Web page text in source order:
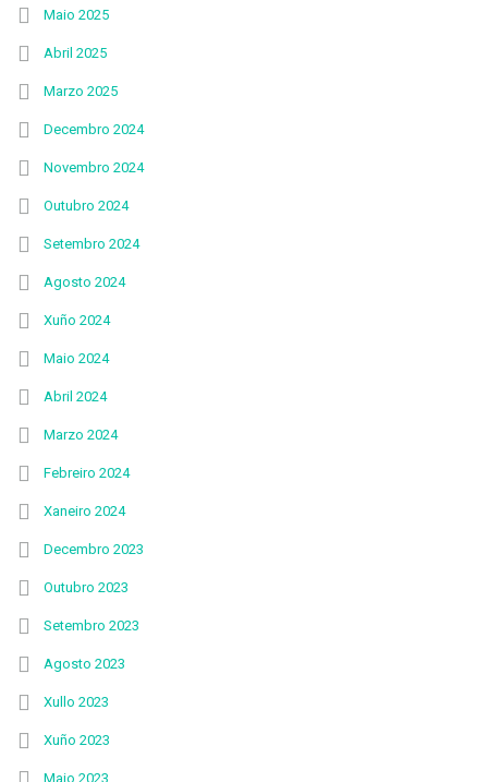
Maio 2025
Abril 2025
Marzo 2025
Decembro 2024
Novembro 2024
Outubro 2024
Setembro 2024
Agosto 2024
Xuño 2024
Maio 2024
Abril 2024
Marzo 2024
Febreiro 2024
Xaneiro 2024
Decembro 2023
Outubro 2023
Setembro 2023
Agosto 2023
Xullo 2023
Xuño 2023
Maio 2023